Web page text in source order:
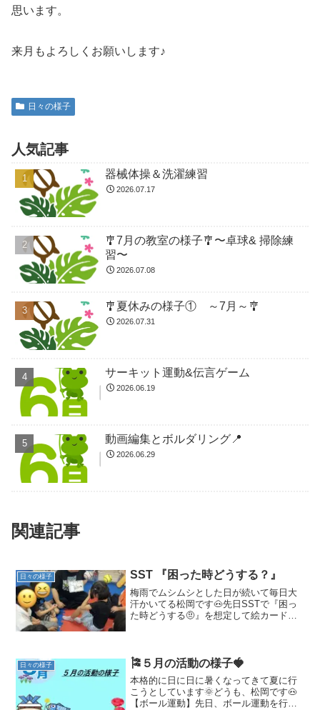
思います。
来月もよろしくお願いします♪
日々の様子
人気記事
器械体操＆洗濯練習
2026.07.17
🎐7月の教室の様子🎐〜卓球& 掃除練
習〜
2026.07.08
🎐夏休みの様子① ～7月～🎐
2026.07.31
サーキット運動&伝言ゲーム
2026.06.19
動画編集とボルダリング📍
2026.06.29
関連記事
日々の様子 SST 『困った時どうする？』
梅雨でムシムシとした日が続いて毎日大
汗かいてる松岡です🐽先日SSTで『困っ
た時どうする🤨』を想定して絵カードを
『〜みたいに動けるように...
日々の様子 🎏５月の活動の様子🍓
本格的に日に日に暑くなってきて夏に行
こうとしています🌞どうも、松岡です🐽
【ボール運動】先日、ボール運動を行い